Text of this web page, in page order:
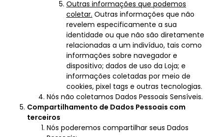
Outras informações que podemos
coletar. Outras informações que não
revelem especificamente a sua
identidade ou que não são diretamente
relacionadas a um indivíduo, tais como
informações sobre navegador e
dispositivo; dados de uso da Loja; e
informações coletadas por meio de
cookies, pixel tags e outras tecnologias.
Nós não coletamos Dados Pessoais Sensíveis.
Compartilhamento de Dados Pessoais com
terceiros
Nós poderemos compartilhar seus Dados